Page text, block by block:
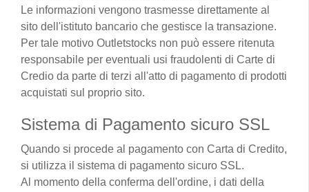
Le informazioni vengono trasmesse direttamente al
sito dell'istituto bancario che gestisce la transazione.
Per tale motivo Outletstocks non può essere ritenuta
responsabile per eventuali usi fraudolenti di Carte di
Credio da parte di terzi all'atto di pagamento di prodotti
acquistati sul proprio sito.
Sistema di Pagamento sicuro SSL
Quando si procede al pagamento con Carta di Credito,
si utilizza il sistema di pagamento sicuro SSL.
Al momento della conferma dell'ordine, i dati della